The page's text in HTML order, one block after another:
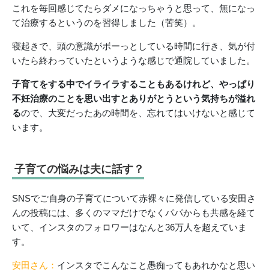
これを毎回感じてたらダメになっちゃうと思って、無になっ
て治療するというのを習得しました（苦笑）。
寝起きで、頭の意識がボーっとしている時間に行き、気が付
いたら終わっていたというような感じで通院していました。
子育てをする中でイライラすることもあるけれど、やっぱり
不妊治療のことを思い出すとありがとうという気持ちが溢れ
るので、大変だったあの時間を、忘れてはいけないと感じて
います。
子育ての悩みは夫に話す？
SNSでご自身の子育てについて赤裸々に発信している安田さ
んの投稿には、多くのママだけでなくパパからも共感を経て
いて、インスタのフォロワーはなんと36万人を超えていま
す。
安田さん： インスタでこんなこと愚痴ってもあれかなと思い